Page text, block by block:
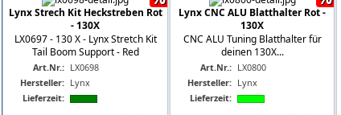
Lynx Strech Kit Heckstreben Rot
- 130X
LX0697 - 130 X - Lynx Stretch Kit
Tail Boom Support - Red
Art.Nr.: LX0698
Hersteller: Lynx
Lieferzeit:
Lynx CNC ALU Blatthalter Rot -
130X
CNC ALU Tuning Blatthalter für
deinen 130X...
Art.Nr.: LX0800
Hersteller: Lynx
Lieferzeit: